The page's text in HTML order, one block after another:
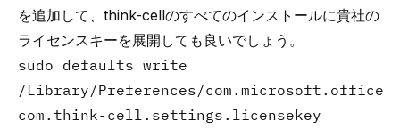
を追加して、think-cellのすべてのインストールに貴社の
ライセンスキーを展開しても良いでしょう。
sudo defaults write
/Library/Preferences/com.microsoft.office
com.think-cell.settings.licensekey